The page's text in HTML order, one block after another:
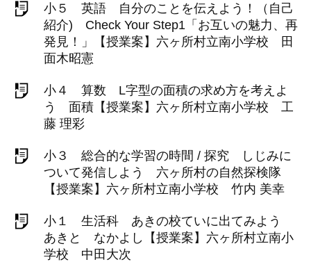
小５ 英語 自分のことを伝えよう！（自己
紹介) Check Your Step1「お互いの魅力、再
発見！」【授業案】六ヶ所村立南小学校 田
面木昭憲
小４ 算数 L字型の面積の求め方を考えよ
う 面積【授業案】六ヶ所村立南小学校 工
藤 理彩
小３ 総合的な学習の時間 / 探究 しじみに
ついて発信しよう 六ヶ所村の自然探検隊
【授業案】六ヶ所村立南小学校 竹内 美幸
小１ 生活科 あきの校ていに出てみよう
あきと なかよし【授業案】六ヶ所村立南小
学校 中田大次